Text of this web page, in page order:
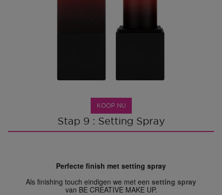
KOOP NU
Stap 9 : Setting Spray
Perfecte finish met setting spray
Als finishing touch eindigen we met een setting spray
van BE CREATIVE MAKE UP.